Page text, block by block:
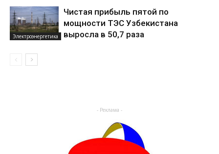
Электроэнергетика
Чистая прибыль пятой по
мощности ТЭС Узбекистана
выросла в 50,7 раза
- Реклама -